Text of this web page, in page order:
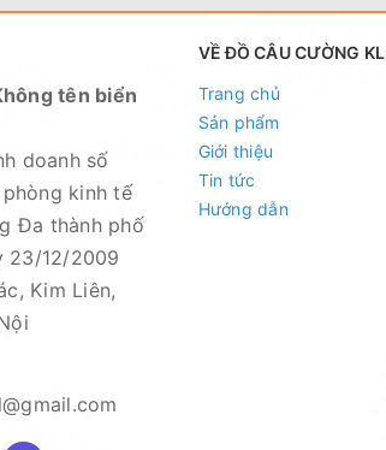
tên biển
doanh số
kinh tế
Đa thành phố
23/12/2009
Kim Liên,
VỀ ĐỒ CÂU CƯỜNG KL
Trang chủ
Sản phẩm
Giới thiệu
Tin tức
Hướng dẫn